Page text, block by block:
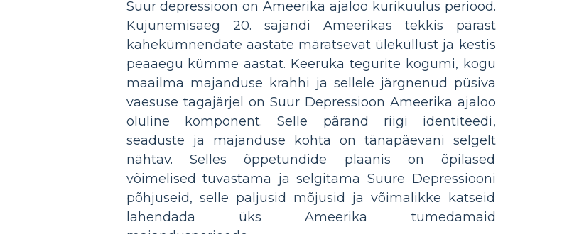
Suur depressioon on Ameerika ajaloo kurikuulus periood.
Kujunemisaeg 20. sajandi Ameerikas tekkis pärast
kahekümnendate aastate märatsevat üleküllust ja kestis
peaaegu kümme aastat. Keeruka tegurite kogumi, kogu
maailma majanduse krahhi ja sellele järgnenud püsiva
vaesuse tagajärjel on Suur Depressioon Ameerika ajaloo
oluline komponent. Selle pärand riigi identiteedi,
seaduste ja majanduse kohta on tänapäevani selgelt
nähtav. Selles õppetundide plaanis on õpilased
võimelised tuvastama ja selgitama Suure Depressiooni
põhjuseid, selle paljusid mõjusid ja võimalikke katseid
lahendada üks Ameerika tumedamaid